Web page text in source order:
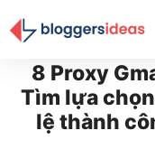
8 Proxy
Tìm lựa
lệ thành